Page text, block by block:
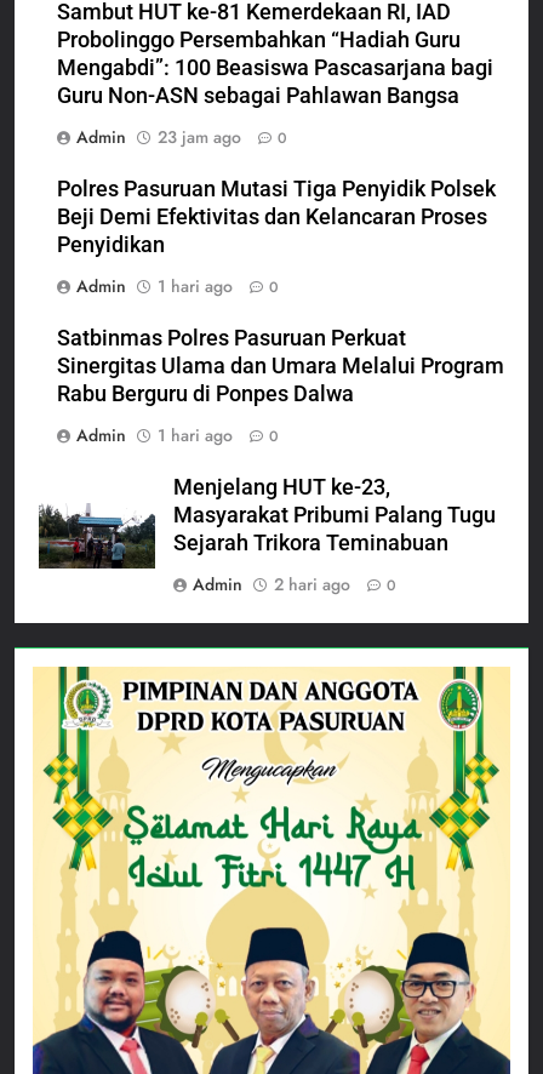
Sambut HUT ke-81 Kemerdekaan RI, IAD
Probolinggo Persembahkan “Hadiah Guru
Mengabdi”: 100 Beasiswa Pascasarjana bagi
Guru Non-ASN sebagai Pahlawan Bangsa
Admin
23 jam ago 0
Polres Pasuruan Mutasi Tiga Penyidik Polsek
Beji Demi Efektivitas dan Kelancaran Proses
Penyidikan
Admin
1 hari ago 0
Satbinmas Polres Pasuruan Perkuat
Sinergitas Ulama dan Umara Melalui Program
Rabu Berguru di Ponpes Dalwa
Admin
1 hari ago 0
Menjelang HUT ke-23,
Masyarakat Pribumi Palang Tugu
Sejarah Trikora Teminabuan
Admin
2 hari ago 0